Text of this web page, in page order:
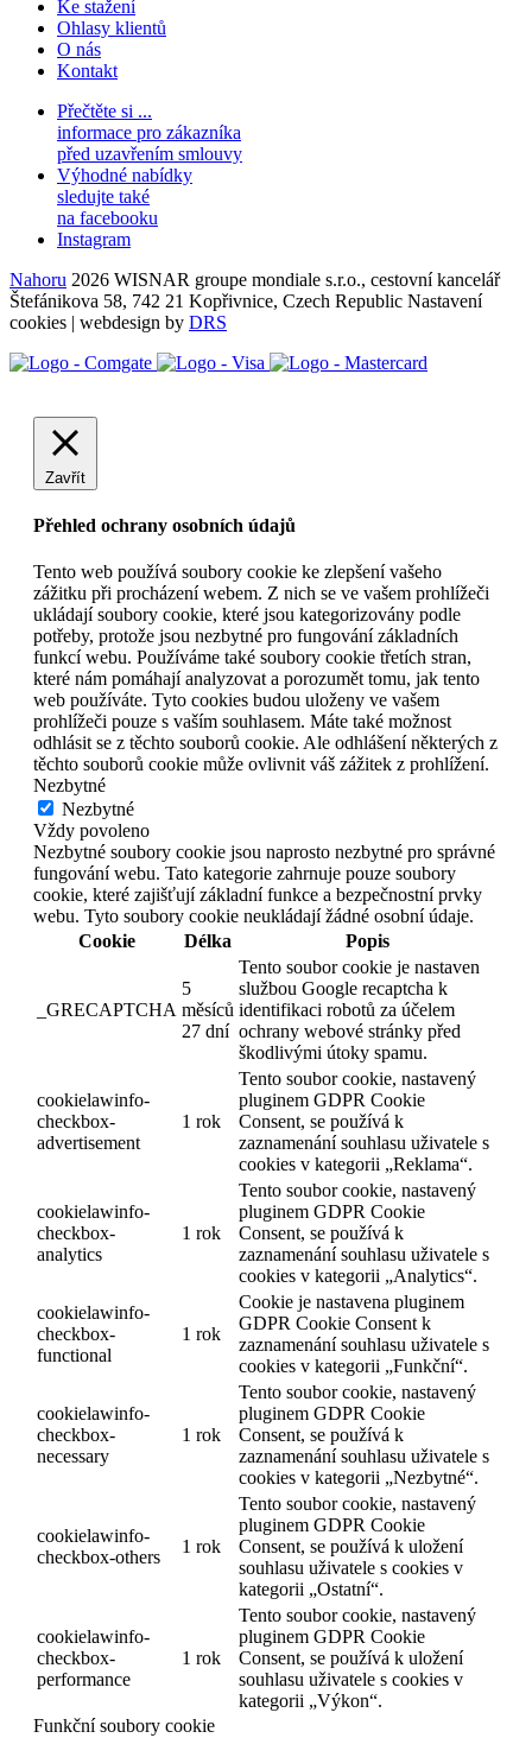
Ke stažení
Ohlasy klientů
O nás
Kontakt
Přečtěte si ...
informace pro zákazníka
před uzavřením smlouvy
Výhodné nabídky
sledujte také
na facebooku
Instagram
Nahoru 2026 WISNAR groupe mondiale s.r.o., cestovní kancelář
Štefánikova 58, 742 21 Kopřivnice, Czech Republic Nastavení
cookies | webdesign by DRS
Zavřít
Přehled ochrany osobních údajů
Tento web používá soubory cookie ke zlepšení vašeho
zážitku při procházení webem. Z nich se ve vašem prohlížeči
ukládají soubory cookie, které jsou kategorizovány podle
potřeby, protože jsou nezbytné pro fungování základních
funkcí webu. Používáme také soubory cookie třetích stran,
které nám pomáhají analyzovat a porozumět tomu, jak tento
web používáte. Tyto cookies budou uloženy ve vašem
prohlížeči pouze s vaším souhlasem. Máte také možnost
odhlásit se z těchto souborů cookie. Ale odhlášení některých z
těchto souborů cookie může ovlivnit váš zážitek z prohlížení.
Nezbytné
Nezbytné
Vždy povoleno
Nezbytné soubory cookie jsou naprosto nezbytné pro správné
fungování webu. Tato kategorie zahrnuje pouze soubory
cookie, které zajišťují základní funkce a bezpečnostní prvky
webu. Tyto soubory cookie neukládají žádné osobní údaje.
Cookie
Délka Popis
_GRECAPTCHA
5
měsíců
27 dní
Tento soubor cookie je nastaven
službou Google recaptcha k
identifikaci robotů za účelem
ochrany webové stránky před
škodlivými útoky spamu.
cookielawinfo-
checkbox-
advertisement
1 rok
Tento soubor cookie, nastavený
pluginem GDPR Cookie
Consent, se používá k
zaznamenání souhlasu uživatele s
cookies v kategorii „Reklama“.
cookielawinfo-
checkbox-
analytics
1 rok
Tento soubor cookie, nastavený
pluginem GDPR Cookie
Consent, se používá k
zaznamenání souhlasu uživatele s
cookies v kategorii „Analytics“.
cookielawinfo-
checkbox-
functional
1 rok
Cookie je nastavena pluginem
GDPR Cookie Consent k
zaznamenání souhlasu uživatele s
cookies v kategorii „Funkční“.
cookielawinfo-
checkbox-
necessary
1 rok
Tento soubor cookie, nastavený
pluginem GDPR Cookie
Consent, se používá k
zaznamenání souhlasu uživatele s
cookies v kategorii „Nezbytné“.
cookielawinfo-
checkbox-others
1 rok
Tento soubor cookie, nastavený
pluginem GDPR Cookie
Consent, se používá k uložení
souhlasu uživatele s cookies v
kategorii „Ostatní“.
cookielawinfo-
checkbox-
performance
1 rok
Tento soubor cookie, nastavený
pluginem GDPR Cookie
Consent, se používá k uložení
souhlasu uživatele s cookies v
kategorii „Výkon“.
Funkční soubory cookie